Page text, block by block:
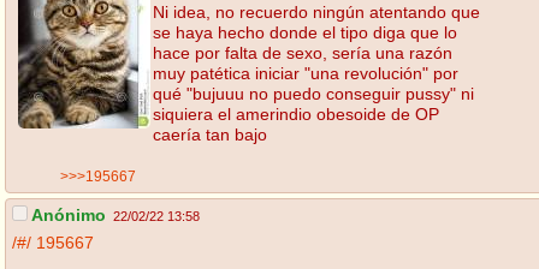
Ni idea, no recuerdo ningún atentando que
se haya hecho donde el tipo diga que lo
hace por falta de sexo, sería una razón
muy patética iniciar "una revolución" por
qué "bujuuu no puedo conseguir pussy" ni
siquiera el amerindio obesoide de OP
caería tan bajo
>>>195667
Anónimo 22/02/22 13:58
/#/ 195667